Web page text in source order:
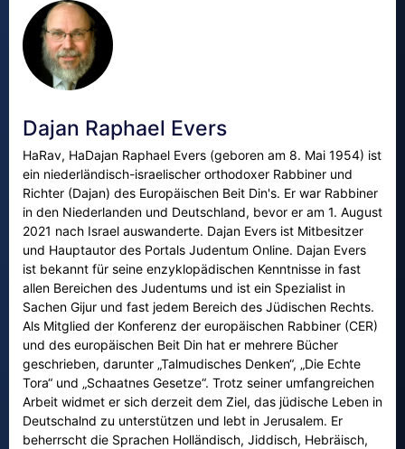
Dajan Raphael Evers
HaRav, HaDajan Raphael Evers (geboren am 8. Mai 1954) ist
ein niederländisch-israelischer orthodoxer Rabbiner und
Richter (Dajan) des Europäischen Beit Din's. Er war Rabbiner
in den Niederlanden und Deutschland, bevor er am 1. August
2021 nach Israel auswanderte. Dajan Evers ist Mitbesitzer
und Hauptautor des Portals Judentum Online. Dajan Evers
ist bekannt für seine enzyklopädischen Kenntnisse in fast
allen Bereichen des Judentums und ist ein Spezialist in
Sachen Gijur und fast jedem Bereich des Jüdischen Rechts.
Als Mitglied der Konferenz der europäischen Rabbiner (CER)
und des europäischen Beit Din hat er mehrere Bücher
geschrieben, darunter „Talmudisches Denken“, „Die Echte
Tora“ und „Schaatnes Gesetze“. Trotz seiner umfangreichen
Arbeit widmet er sich derzeit dem Ziel, das jüdische Leben in
Deutschalnd zu unterstützen und lebt in Jerusalem. Er
beherrscht die Sprachen Holländisch, Jiddisch, Hebräisch,